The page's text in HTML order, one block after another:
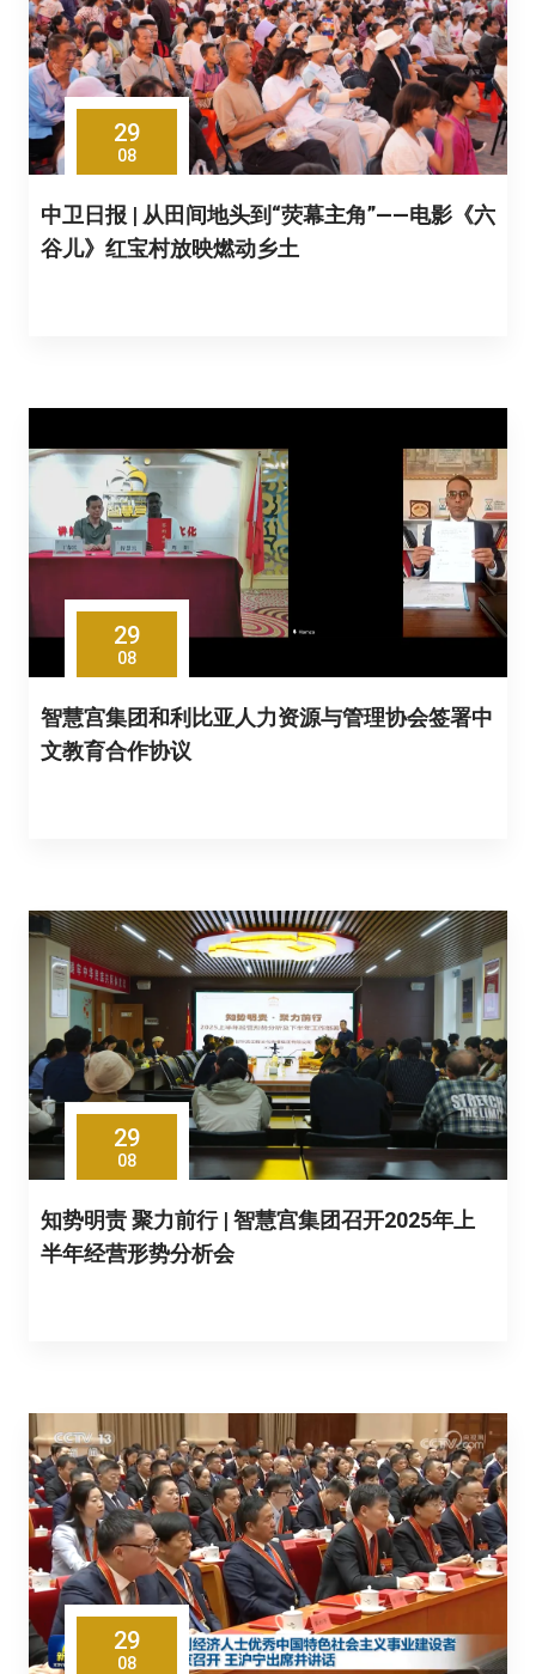
29
08
中卫日报 | 从田间地头到“荧幕主角”——电影《六
谷儿》红宝村放映燃动乡土
29
08
智慧宫集团和利比亚人力资源与管理协会签署中
文教育合作协议
29
08
知势明责 聚力前行 | 智慧宫集团召开2025年上
半年经营形势分析会
29
08